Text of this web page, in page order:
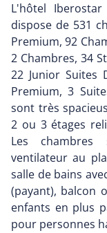
L'hôtel
dispose de 531
Premium, 92
2 Chambres, 34
22 Junior Suites
Premium, 3
sont très
2 ou 3 étages
Les chambres
ventilateur au
salle de bains
(payant), balcon
enfants en plus
pour personnes